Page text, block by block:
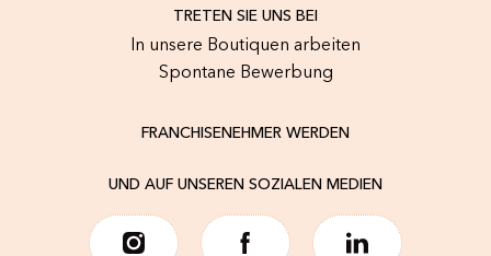
TRETEN SIE UNS BEI
In unsere Boutiquen arbeiten
Spontane Bewerbung
FRANCHISENEHMER WERDEN
UND AUF UNSEREN SOZIALEN MEDIEN